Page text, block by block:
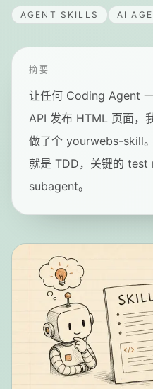
AGENT SKILLS AI
摘要
让任何 Coding Agent
API 发布 HTML 页面
做了个 yourwebs-skill
就是 TDD，关键的 test
subagent。